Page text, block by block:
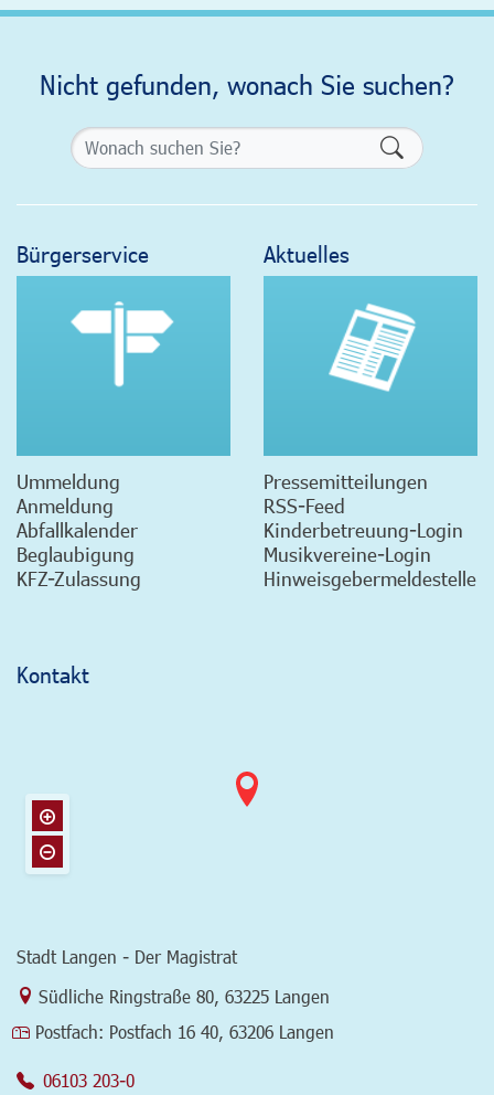
Nicht gefunden, wonach Sie suchen?
Bürgerservice
Ummeldung
Anmeldung
Abfallkalender
Beglaubigung
KFZ-Zulassung
Aktuelles
Pressemitteilungen
RSS-Feed
Kinderbetreuung-Login
Musikvereine-Login
Hinweisgebermeldestelle
Kontakt
Stadt Langen - Der Magistrat
Link zur Google-Maps Navigation
Südliche Ringstraße 80, 63225 Langen
Postfach: Postfach 16 40, 63206 Langen
06103 203-0